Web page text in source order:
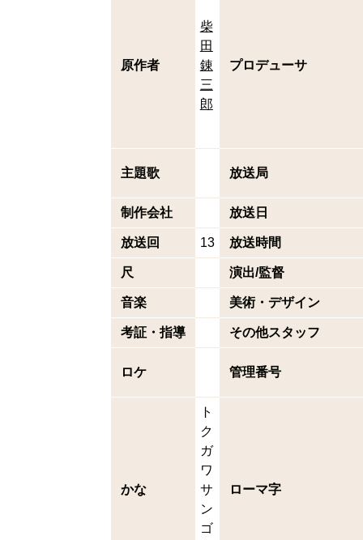
原作者
柴
田
錬
三
郎
プロデューサ
主題歌 放送局
制作会社 放送日
放送回 13 放送時間
尺 演出/監督
音楽 美術・デザイン
考証・指導 その他スタッフ
ロケ 管理番号
かな
ト
ク
ガ
ワ
サ
ン
ゴ
ローマ字